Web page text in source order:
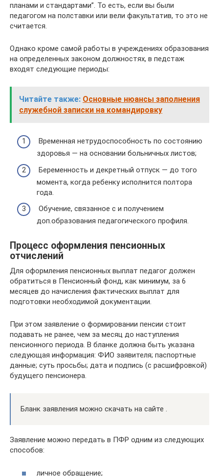
планами и стандартами”. То есть, если вы были
педагогом на полставки или вели факультатив, то это не
считается.
Однако кроме самой работы в учреждениях образования
на определенных законом должностях, в педстаж
входят следующие периоды:
Читайте также: Основные нюансы заполнения
служебной записки на командировку
Временная нетрудоспособность по состоянию
здоровья — на основании больничных листов;
Беременность и декретный отпуск — до того
момента, когда ребенку исполнится полтора
года.
Обучение, связанное с и получением
доп.образования педагогического профиля.
Процесс оформления пенсионных
отчислений
Для оформления пенсионных выплат педагог должен
обратиться в Пенсионный фонд, как минимум, за 6
месяцев до начисления фактических выплат для
подготовки необходимой документации.
При этом заявление о формировании пенсии стоит
подавать не ранее, чем за месяц до наступления
пенсионного периода. В бланке должна быть указана
следующая информация: ФИО заявителя; паспортные
данные; суть просьбы; дата и подпись (с расшифровкой)
будущего пенсионера.
Бланк заявления можно скачать на сайте .
Заявление можно передать в ПФР одним из следующих
способов:
личное обращение;